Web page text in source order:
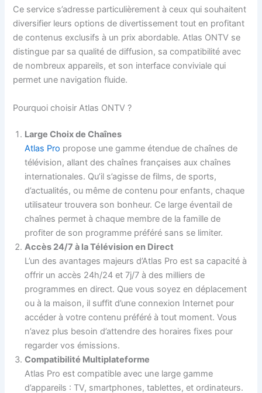
Ce service s’adresse particulièrement à ceux qui souhaitent
diversifier leurs options de divertissement tout en profitant
de contenus exclusifs à un prix abordable. Atlas ONTV se
distingue par sa qualité de diffusion, sa compatibilité avec
de nombreux appareils, et son interface conviviale qui
permet une navigation fluide.
Pourquoi choisir Atlas ONTV ?
Large Choix de Chaînes
Atlas Pro propose une gamme étendue de chaînes de
télévision, allant des chaînes françaises aux chaînes
internationales. Qu’il s’agisse de films, de sports,
d’actualités, ou même de contenu pour enfants, chaque
utilisateur trouvera son bonheur. Ce large éventail de
chaînes permet à chaque membre de la famille de
profiter de son programme préféré sans se limiter.
Accès 24/7 à la Télévision en Direct
L’un des avantages majeurs d’Atlas Pro est sa capacité à
offrir un accès 24h/24 et 7j/7 à des milliers de
programmes en direct. Que vous soyez en déplacement
ou à la maison, il suffit d’une connexion Internet pour
accéder à votre contenu préféré à tout moment. Vous
n’avez plus besoin d’attendre des horaires fixes pour
regarder vos émissions.
Compatibilité Multiplateforme
Atlas Pro est compatible avec une large gamme
d’appareils : TV, smartphones, tablettes, et ordinateurs.